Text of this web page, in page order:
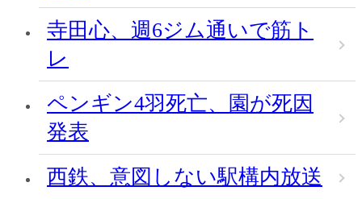
寺田心、週6ジム通いで筋ト
レ
ペンギン4羽死亡、園が死因
発表
西鉄、意図しない駅構内放送